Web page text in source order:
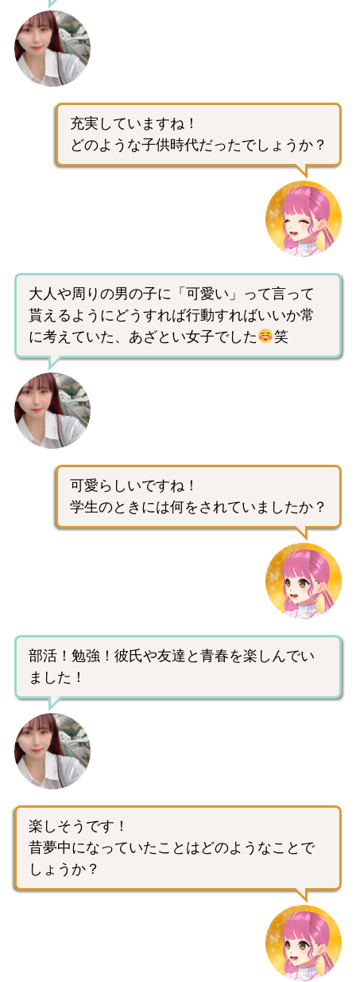
充実していますね！
どのような子供時代だったでしょうか？
大人や周りの男の子に「可愛い」って言って
貰えるようにどうすれば行動すればいいか常
に考えていた、あざとい女子でした
笑
可愛らしいですね！
学生のときには何をされていましたか？
部活！勉強！彼氏や友達と青春を楽しんでい
ました！
楽しそうです！
昔夢中になっていたことはどのようなことで
しょうか？